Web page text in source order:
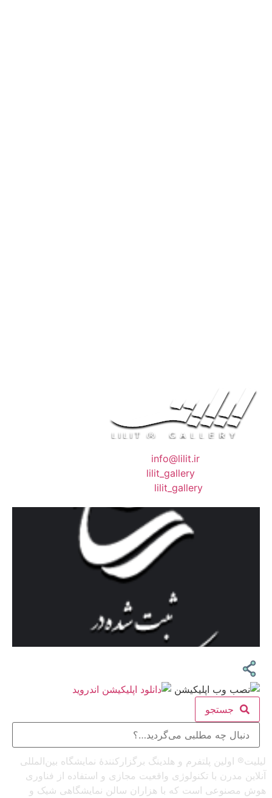
info@lilit.ir
lilit_gallery
lilit_gallery
جستجو
لیلیت® اولین پلتفرم و هلدینگ برگزارکنندهٔ نمایشگاه بین‌المللی
آنلاین مدرن با تکنولوژی واقعیت مجازی و استفاده از فناوری
هوش مصنوعی است که با هزاران سالن نمایشگاهی شیک و